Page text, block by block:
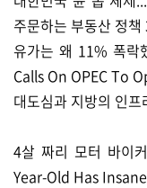
주문하는 부동산 정책
유가는 왜 11% 폭
Calls On OPEC To
대도심과 지방의 인프
4살 짜리 모터 바이
Year-Old Has